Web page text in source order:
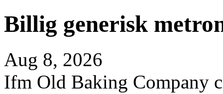
Billig generisk
Aug 8, 2026
Ifm Old Baking Company